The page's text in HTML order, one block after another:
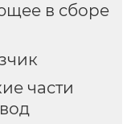
в сборе
части